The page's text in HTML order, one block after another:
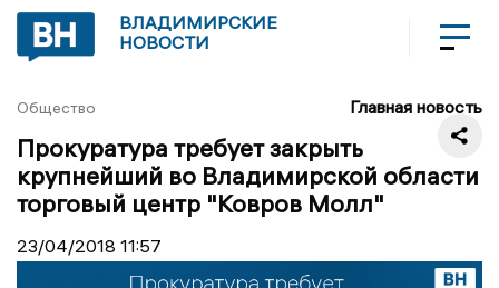
ВЛАДИМИРСКИЕ
НОВОСТИ
Общество Главная новость
Прокуратура требует закрыть
крупнейший во Владимирской области
торговый центр "Ковров Молл"
23/04/2018 11:57